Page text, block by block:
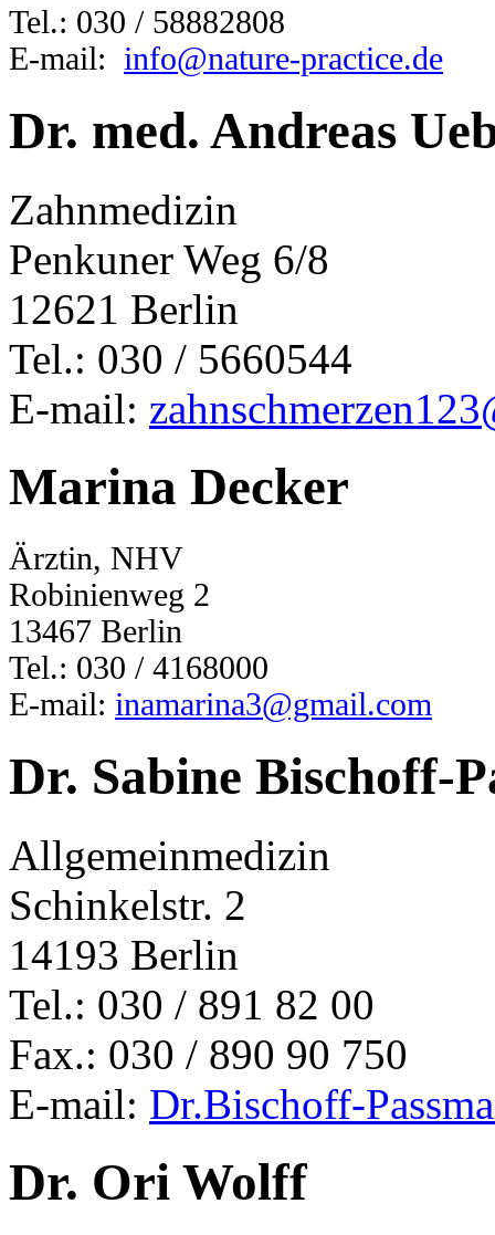
Tel.: 030 / 58882808
E-mail: info@nature-practice.de
Dr. med. Andreas
Zahnmedizin
Penkuner Weg 6/8
12621 Berlin
Tel.: 030 / 5660544
E-mail:
Marina Decker
Ärztin, NHV
Robinienweg 2
13467 Berlin
Tel.: 030 / 4168000
E-mail: inamarina3@gmail.com
Dr. Sabine Bischoff-
Allgemeinmedizin
Schinkelstr. 2
14193 Berlin
Tel.: 030 / 891 82 00
Fax.: 030 / 890 90 750
E-mail: Dr.Bischoff-
Dr. Ori Wolff